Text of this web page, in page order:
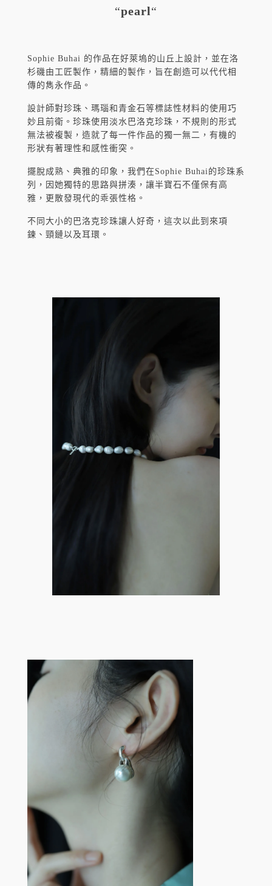
“pearl“
Sophie Buhai 的作品在好萊塢的山丘上設計，並在洛
杉磯由工匠製作，精細的製作，旨在創造可以代代相
傳的雋永作品。
設計師對珍珠、瑪瑙和青金石等標誌性材料的使用巧
妙且前衛。珍珠使用淡水巴洛克珍珠，不規則的形式
無法被複製，造就了每一件作品的獨一無二，有機的
形狀有著理性和感性衝突。
擺脫成熟、典雅的印象，我們在Sophie Buhai的珍珠系
列，因她獨特的思路與拼湊，讓半寶石不僅保有高
雅，更散發現代的乖張性格。
不同大小的巴洛克珍珠讓人好奇，這次以此到來項
鍊、頸鏈以及耳環。